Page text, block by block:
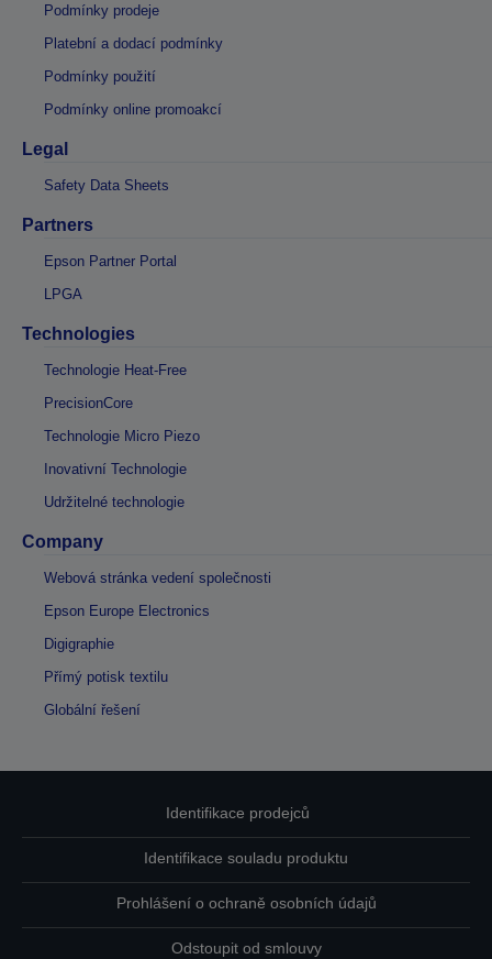
Podmínky prodeje
Platební a dodací podmínky
Podmínky použití
Podmínky online promoakcí
Legal
Safety Data Sheets
Partners
Epson Partner Portal
LPGA
Technologies
Technologie Heat-Free
PrecisionCore
Technologie Micro Piezo
Inovativní Technologie
Udržitelné technologie
Company
Webová stránka vedení společnosti
Epson Europe Electronics
Digigraphie
Přímý potisk textilu
Globální řešení
Identifikace prodejců
Identifikace souladu produktu
Prohlášení o ochraně osobních údajů
Odstoupit od smlouvy